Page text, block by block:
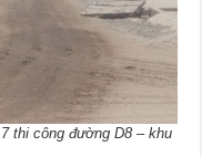
thi công đường D8 – khu